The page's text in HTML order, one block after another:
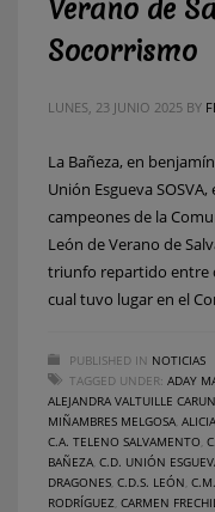
Verano de
Socorrismo
LUNES, 23 JUNIO 2025 BY
La Bañeza, en
Unión Esgueva
campeones de la
León de Verano de
triunfo repartido entre
cual tuvo lugar en el
PUBLISHED IN NOTICIAS
TAGGED UNDER: ADAY
ALEJANDRA VALTUILLE
MIÑAMBRES MELGOSA
C.A. TELENO SALVAMENTO
BAÑEZA C.D. UNIÓN
DRAGONES C.D.S. LEÓN
RODRÍGUEZ CARMEN